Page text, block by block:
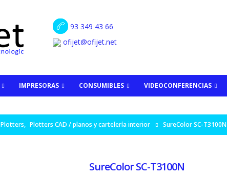
93 349 43 66
ofijet@ofijet.net
IMPRESORAS CONSUMIBLES VIDEOCONFERENCIAS
Plotters, Plotters CAD / planos y cartelería interior SureColor SC-T3100N
SureColor SC-T3100N